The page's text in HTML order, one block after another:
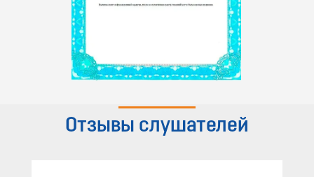
Отзывы слушателей